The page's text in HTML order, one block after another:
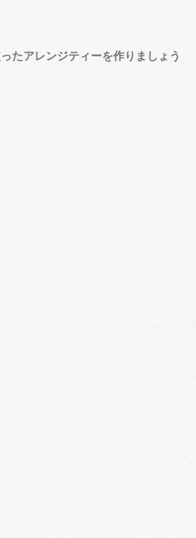
たアレンジティーを作りましょう